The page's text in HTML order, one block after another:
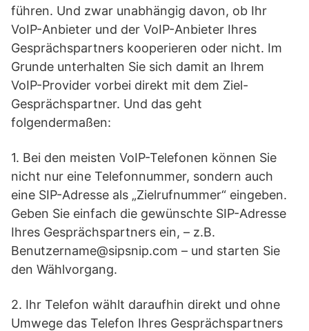
führen. Und zwar unabhängig davon, ob Ihr
VoIP-Anbieter und der VoIP-Anbieter Ihres
Gesprächspartners kooperieren oder nicht. Im
Grunde unterhalten Sie sich damit an Ihrem
VoIP-Provider vorbei direkt mit dem Ziel-
Gesprächspartner. Und das geht
folgendermaßen:
1. Bei den meisten VoIP-Telefonen können Sie
nicht nur eine Telefonnummer, sondern auch
eine SIP-Adresse als „Zielrufnummer“ eingeben.
Geben Sie einfach die gewünschte SIP-Adresse
Ihres Gesprächspartners ein, – z.B.
Benutzername@sipsnip.com – und starten Sie
den Wählvorgang.
2. Ihr Telefon wählt daraufhin direkt und ohne
Umwege das Telefon Ihres Gesprächspartners